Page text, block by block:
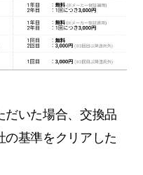
いた場合、交換品
の基準をクリアした